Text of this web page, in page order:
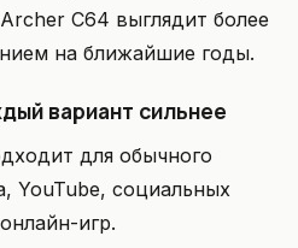
C64 выглядит более
на ближайшие годы.
вариант сильнее
для обычного
YouTube, социальных
игр.